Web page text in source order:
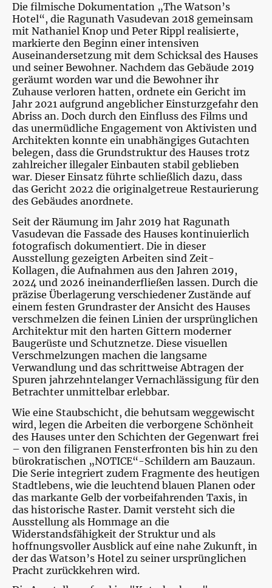
Die filmische Dokumentation „The Watson’s
Hotel“, die Ragunath Vasudevan 2018 gemeinsam
mit Nathaniel Knop und Peter Rippl realisierte,
markierte den Beginn einer intensiven
Auseinandersetzung mit dem Schicksal des Hauses
und seiner Bewohner. Nachdem das Gebäude 2019
geräumt worden war und die Bewohner ihr
Zuhause verloren hatten, ordnete ein Gericht im
Jahr 2021 aufgrund angeblicher Einsturzgefahr den
Abriss an. Doch durch den Einfluss des Films und
das unermüdliche Engagement von Aktivisten und
Architekten konnte ein unabhängiges Gutachten
belegen, dass die Grundstruktur des Hauses trotz
zahlreicher illegaler Einbauten stabil geblieben
war. Dieser Einsatz führte schließlich dazu, dass
das Gericht 2022 die originalgetreue Restaurierung
des Gebäudes anordnete.
Seit der Räumung im Jahr 2019 hat Ragunath
Vasudevan die Fassade des Hauses kontinuierlich
fotografisch dokumentiert. Die in dieser
Ausstellung gezeigten Arbeiten sind Zeit-
Kollagen, die Aufnahmen aus den Jahren 2019,
2024 und 2026 ineinanderfließen lassen. Durch die
präzise Überlagerung verschiedener Zustände auf
einem festen Grundraster der Ansicht des Hauses
verschmelzen die feinen Linien der ursprünglichen
Architektur mit den harten Gittern moderner
Baugerüste und Schutznetze. Diese visuellen
Verschmelzungen machen die langsame
Verwandlung und das schrittweise Abtragen der
Spuren jahrzehntelanger Vernachlässigung für den
Betrachter unmittelbar erlebbar.
Wie eine Staubschicht, die behutsam weggewischt
wird, legen die Arbeiten die verborgene Schönheit
des Hauses unter den Schichten der Gegenwart frei
– von den filigranen Fensterfronten bis hin zu den
bürokratischen „NOTICE“-Schildern am Bauzaun.
Die Serie integriert zudem Fragmente des heutigen
Stadtlebens, wie die leuchtend blauen Planen oder
das markante Gelb der vorbeifahrenden Taxis, in
das historische Raster. Damit versteht sich die
Ausstellung als Hommage an die
Widerstandsfähigkeit der Struktur und als
hoffnungsvoller Ausblick auf eine nahe Zukunft, in
der das Watson’s Hotel zu seiner ursprünglichen
Pracht zurückkehren wird.